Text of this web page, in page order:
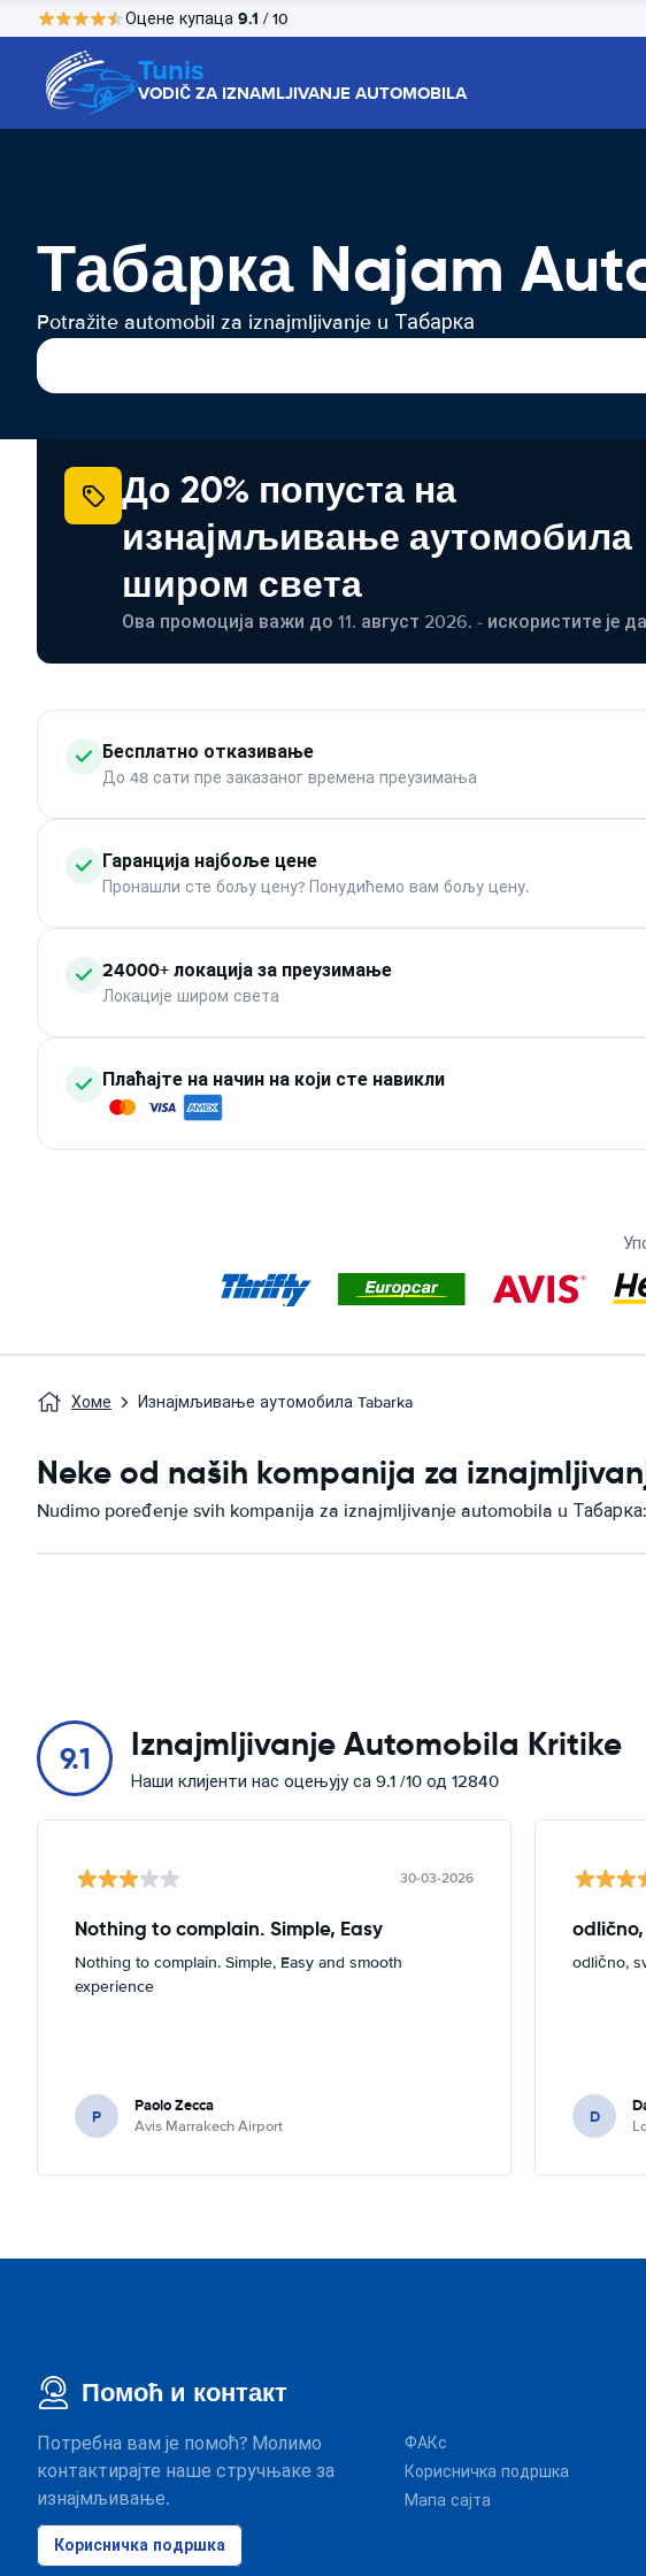
Оцене купаца 9.1 / 10
Tunis
VODIČ ZA IZNAMLJIVANJE AUTOMOBILA
Табарка Najam
Potražite automobil za iznajmljivanje u Табарка
До 20% попуста на
изнајмљивање аутомобила
широм света
Ова промоција важи до 11. август 2026. - искористите је
Бесплатно отказивање
До 48 сати пре заказаног времена преузимања
Гаранција најбоље цене
Пронашли сте бољу цену? Понудићемо вам бољу цену.
24000+ локација за преузимање
Локације широм света
Плаћајте на начин на који сте навикли
Хоме Изнајмљивање аутомобила Tabarka
Neke od naših kompanija za
Nudimo poređenje svih kompanija za iznajmljivanje automobila u Табарка:
9.1 Iznajmljivanje Automobila Kritike
Наши клијенти нас оцењују са 9.1 /10 од 12840
30-03-2026
Nothing to complain. Simple, Easy
Nothing to complain. Simple, Easy and smooth
experience
P Paolo Zecca
Avis Marrakech Airport
odlično,
D
Помоћ и контакт
Потребна вам је помоћ? Молимо
контактирајте наше стручњаке за
изнајмљивање.
Корисничка подршка
ФАКс
Корисничка подршка
Мапа сајта